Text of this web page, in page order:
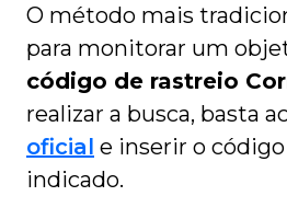
O método mais
para monitorar um
código de rastreio
realizar a busca, basta
oficial e inserir o
indicado.